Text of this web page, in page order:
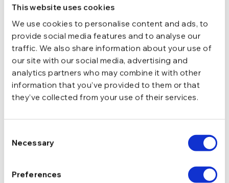
This website uses cookies
We use cookies to personalise content and ads, to
provide social media features and to analyse our
traffic. We also share information about your use of
our site with our social media, advertising and
analytics partners who may combine it with other
information that you’ve provided to them or that
they’ve collected from your use of their services.
Selection
Necessary
Preferences
INCHIDERE
TIP Cu bilute, Cu perle naturale de cultura
GREUTATE 1,86 g